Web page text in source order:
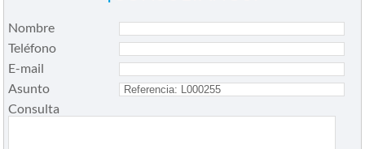
Nombre
Teléfono
E-mail
Asunto
Consulta